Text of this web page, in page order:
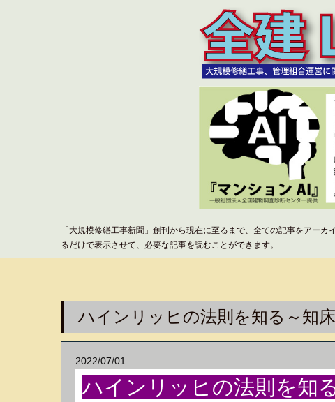
「大規模修繕工事新聞」創刊から現在に至るまで、全ての記事をアー
るだけで表示させて、必要な記事を読むことができます。
ハインリッヒの法則を知る～知
2022/07/01
ハインリッヒの法則を知